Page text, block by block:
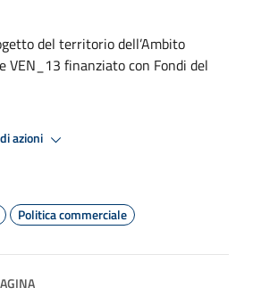
del territorio dell’Ambito
VEN_13 finanziato con Fondi del
azioni
Politica commerciale